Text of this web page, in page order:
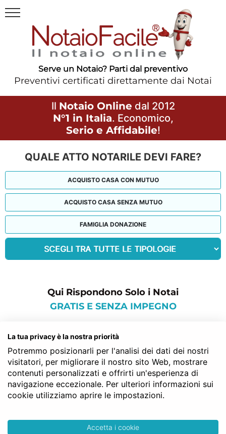
Serve un Notaio? Parti dal preventivo
Preventivi certificati direttamente dai Notai
Il Notaio Online dal 2012
N°1 in Italia. Economico,
Serio e Affidabile!
QUALE ATTO NOTARILE DEVI FARE?
ACQUISTO CASA CON MUTUO
ACQUISTO CASA SENZA MUTUO
FAMIGLIA DONAZIONE
Qui Rispondono Solo i Notai
GRATIS E SENZA IMPEGNO
commenti per: notaio
gratis
Lorenzo F.
NotaioFacile.it mi ha fornito una grande
La tua privacy è la nostra priorità
Potremmo posizionarli per l'analisi dei dati dei nostri
visitatori, per migliorare il nostro sito Web, mostrare
contenuti personalizzati e offrirti un'esperienza di
navigazione eccezionale. Per ulteriori informazioni sui
cookie utilizziamo aprire le impostazioni.
Accetta i cookie